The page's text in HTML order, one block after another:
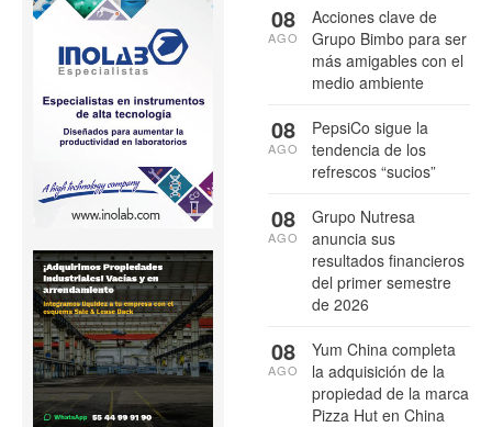
Acciones clave de
Grupo Bimbo para ser
más amigables con el
medio ambiente
08
AGO
PepsiCo sigue la
tendencia de los
refrescos “sucios”
08
AGO
Grupo Nutresa
anuncia sus
resultados financieros
del primer semestre
de 2026
08
AGO
Yum China completa
la adquisición de la
propiedad de la marca
Pizza Hut en China
08
AGO